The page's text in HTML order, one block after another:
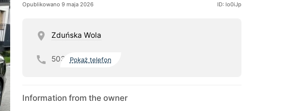
Opublikowano 9 maja 2026 ID: lo0iJp
Zduńska Wola
503 Pokaż telefon
Information from the owner